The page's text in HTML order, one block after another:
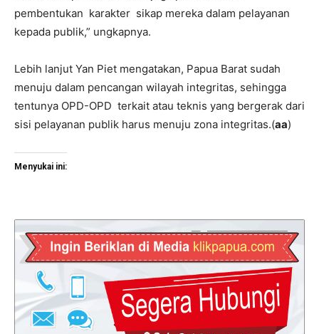
pembentukan karakter sikap mereka dalam pelayanan
kepada publik,” ungkapnya.
Lebih lanjut Yan Piet mengatakan, Papua Barat sudah
menuju dalam pencangan wilayah integritas, sehingga
tentunya OPD-OPD terkait atau teknis yang bergerak dari
sisi pelayanan publik harus menuju zona integritas.(aa)
Menyukai ini: